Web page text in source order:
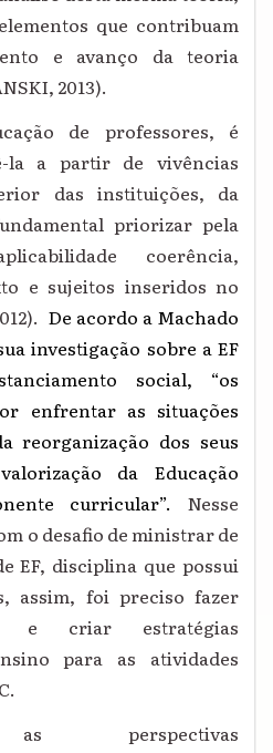
que contribuam
e avanço da teoria
2013).
de professores, é
la a partir de vivências
das instituições, da
priorizar pela
coerência,
e sujeitos inseridos no
De acordo a Machado
investigação sobre a EF
social, “os
enfrentar as situações
reorganização dos seus
da Educação
curricular”. Nesse
o desafio de ministrar de
EF, disciplina que possui
assim, foi preciso fazer
e criar estratégias
para as atividades
as perspectivas